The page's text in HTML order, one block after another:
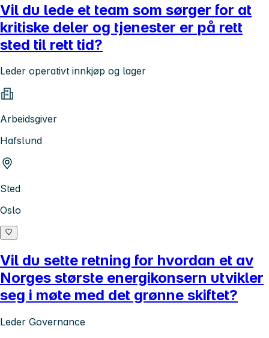
Vil du lede et team som sørger for at
kritiske deler og tjenester er på rett
sted til rett tid?
Leder operativt innkjøp og lager
Arbeidsgiver
Hafslund
Sted
Oslo
Vil du sette retning for hvordan et av
Norges største energikonsern utvikler
seg i møte med det grønne skiftet?
Leder Governance